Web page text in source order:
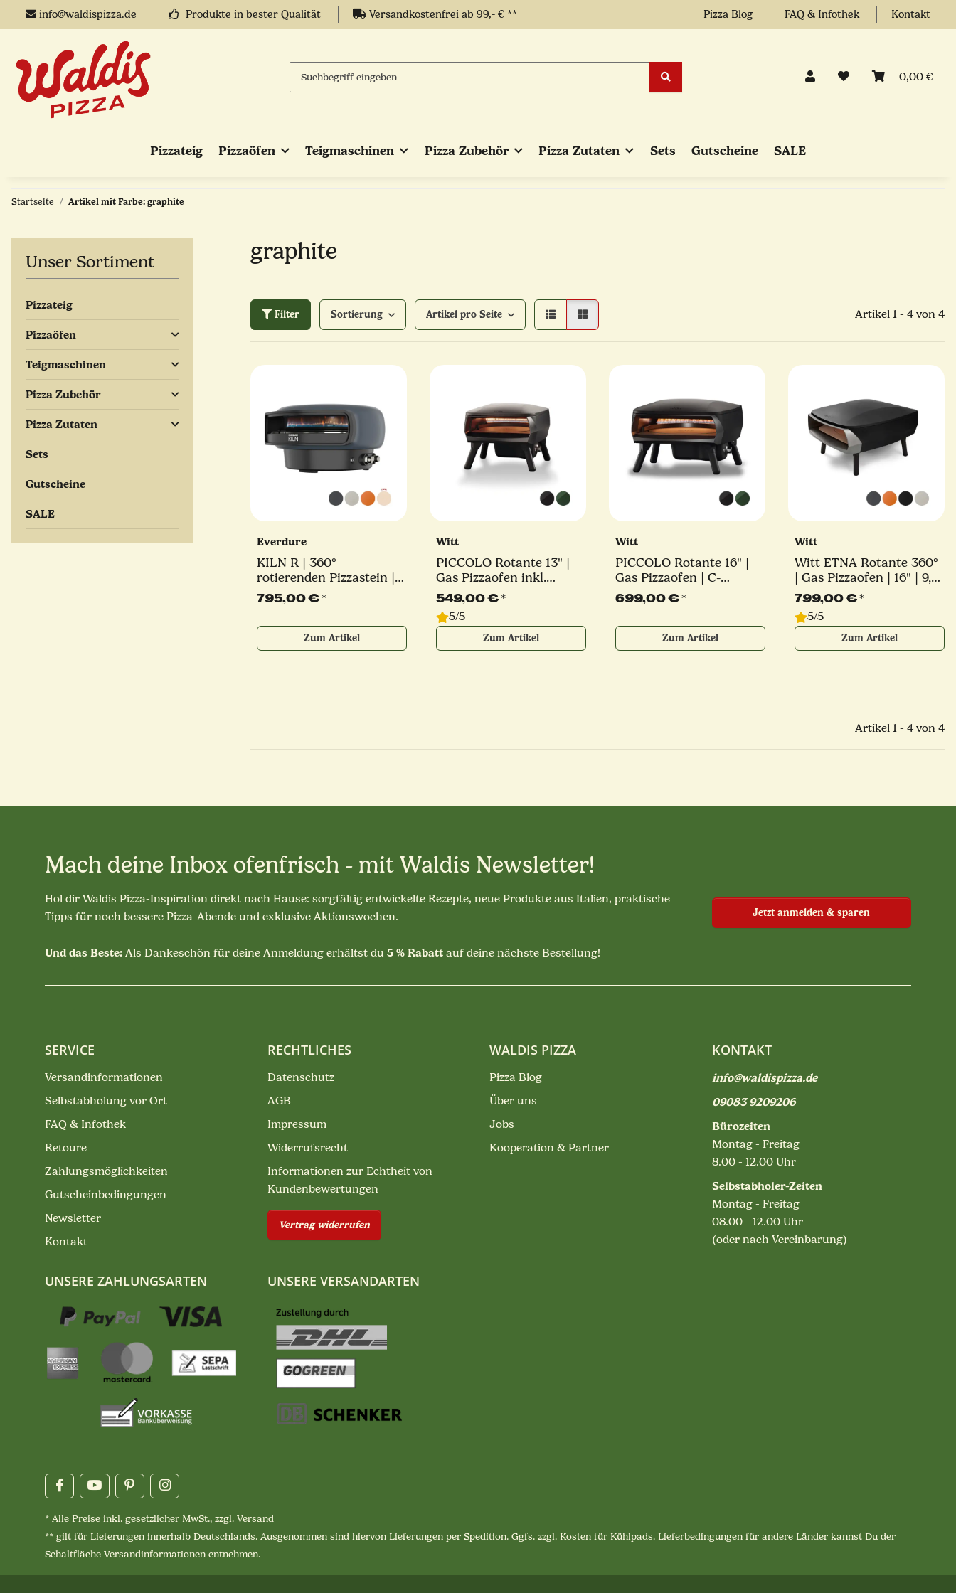
info@waldispizza.de Produkte in bester Qualität Versandkostenfrei ab 99,- € ** Pizza Blog FAQ & Infothek Kontakt
0,00 €
Pizzateig Pizzaöfen Teigmaschinen Pizza Zubehör Pizza Zutaten Sets Gutscheine SALE
Startseite Artikel mit Farbe: graphite
graphite
Filter Sortierung Artikel pro Seite Artikel 1 - 4 von 4
Everdure
KILN R | 360°
rotierenden Pizzastein |
2-Brenner Pizzaofen | 9,2
kW | verschiedene Farben
795,00 €*
Zum Artikel
Witt
PICCOLO Rotante 13" |
Gas Pizzaofen inkl.
Pizzaschaufel | C-
Brenner | 5,2 kW |
verschiedene Farben
549,00 €*
5/5
Zum Artikel
Witt
PICCOLO Rotante 16" |
Gas Pizzaofen | C-
Brenner | 7 kW |
verschiedene Farben
699,00 €*
Zum Artikel
Witt
Witt ETNA Rotante 360°
| Gas Pizzaofen | 16" | 9,2
kW | U-Brenner |
verschiedene Farben
799,00 €*
5/5
Zum Artikel
Artikel 1 - 4 von 4
Unser Sortiment
Pizzateig
Pizzaöfen
Teigmaschinen
Pizza Zubehör
Pizza Zutaten
Sets
Gutscheine
SALE
Mach deine Inbox ofenfrisch - mit Waldis Newsletter!
Hol dir Waldis Pizza-Inspiration direkt nach Hause: sorgfältig entwickelte Rezepte, neue Produkte aus Italien, praktische
Tipps für noch bessere Pizza-Abende und exklusive Aktionswochen.
Und das Beste: Als Dankeschön für deine Anmeldung erhältst du 5 % Rabatt auf deine nächste Bestellung!
Jetzt anmelden & sparen
SERVICE
Versandinformationen
Selbstabholung vor Ort
FAQ & Infothek
Retoure
Zahlungsmöglichkeiten
Gutscheinbedingungen
Newsletter
Kontakt
RECHTLICHES
Datenschutz
AGB
Impressum
Widerrufsrecht
Informationen zur Echtheit von
Kundenbewertungen
Vertrag widerrufen
WALDIS PIZZA
Pizza Blog
Über uns
Jobs
Kooperation & Partner
KONTAKT
info@waldispizza.de
09083 9209206
Bürozeiten
Montag - Freitag
8.00 - 12.00 Uhr
Selbstabholer-Zeiten
Montag - Freitag
08.00 - 12.00 Uhr
(oder nach Vereinbarung)
UNSERE ZAHLUNGSARTEN UNSERE VERSANDARTEN
* Alle Preise inkl. gesetzlicher MwSt., zzgl. Versand
** gilt für Lieferungen innerhalb Deutschlands. Ausgenommen sind hiervon Lieferungen per Spedition. Ggfs. zzgl. Kosten für Kühlpads. Lieferbedingungen für andere Länder kannst Du der
Schaltfläche Versandinformationen entnehmen.